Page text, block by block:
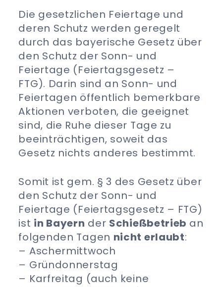
Die gesetzlichen Feiertage und
deren Schutz werden geregelt
durch das bayerische Gesetz über
den Schutz der Sonn- und
Feiertage (Feiertagsgesetz –
FTG). Darin sind an Sonn- und
Feiertagen öffentlich bemerkbare
Aktionen verboten, die geeignet
sind, die Ruhe dieser Tage zu
beeinträchtigen, soweit das
Gesetz nichts anderes bestimmt.
Somit ist gem. § 3 des Gesetz über
den Schutz der Sonn- und
Feiertage (Feiertagsgesetz – FTG)
ist in Bayern der Schießbetrieb an
folgenden Tagen nicht erlaubt:
– Aschermittwoch
– Gründonnerstag
– Karfreitag (auch keine